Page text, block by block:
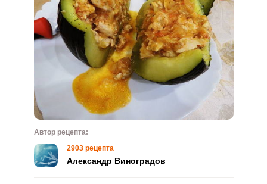
Автор рецепта:
2903 рецепта
Александр Виноградов